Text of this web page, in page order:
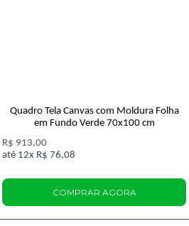
Quadro Tela Canvas com Moldura Folha
em Fundo Verde 70x100 cm
R$ 913,00
12x R$ 76,08
COMPRAR AGORA